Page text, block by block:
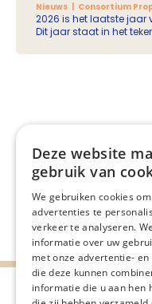
Nieuws Consortium
2026 is het laatste jaar
Dit jaar staat in het
activiteiten en
1 2 3 4
Deze website
gebruik van
We gebruiken cookies
advertenties te
verkeer te analyseren.
informatie over uw
met onze advertentie-
die deze kunnen
informatie die u aan hen